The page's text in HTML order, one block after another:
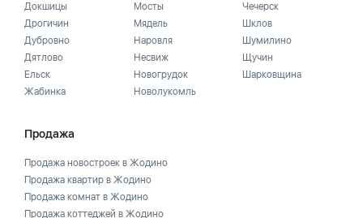
Докшицы
Дрогичин
Дубровно
Дятлово
Ельск
Жабинка
Мосты
Мядель
Наровля
Несвиж
Новогрудок
Новолукомль
Чечерск
Шклов
Шумилино
Щучин
Шарковщина
Продажа
Продажа новостроек в Жодино
Продажа квартир в Жодино
Продажа комнат в Жодино
Продажа коттеджей в Жодино